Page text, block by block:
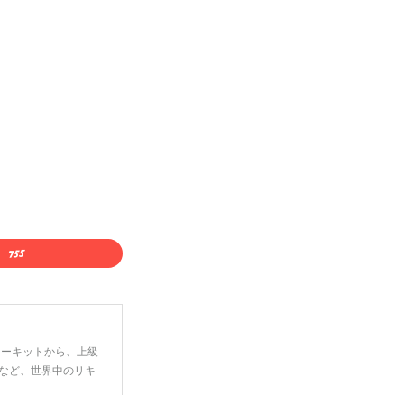
キットから、上級
ど、世界中のリキ